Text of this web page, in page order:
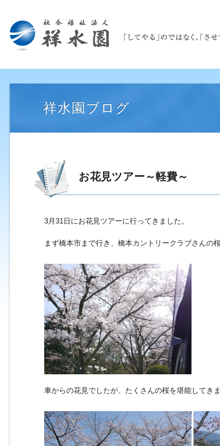
祥水園ブログ
お花見ツアー～軽費～
3月31日にお花見ツアーに行ってきました。
まず橋本市まで行き、橋本カントリークラブさんの
車からの花見でしたが、たくさんの桜を堪能してき